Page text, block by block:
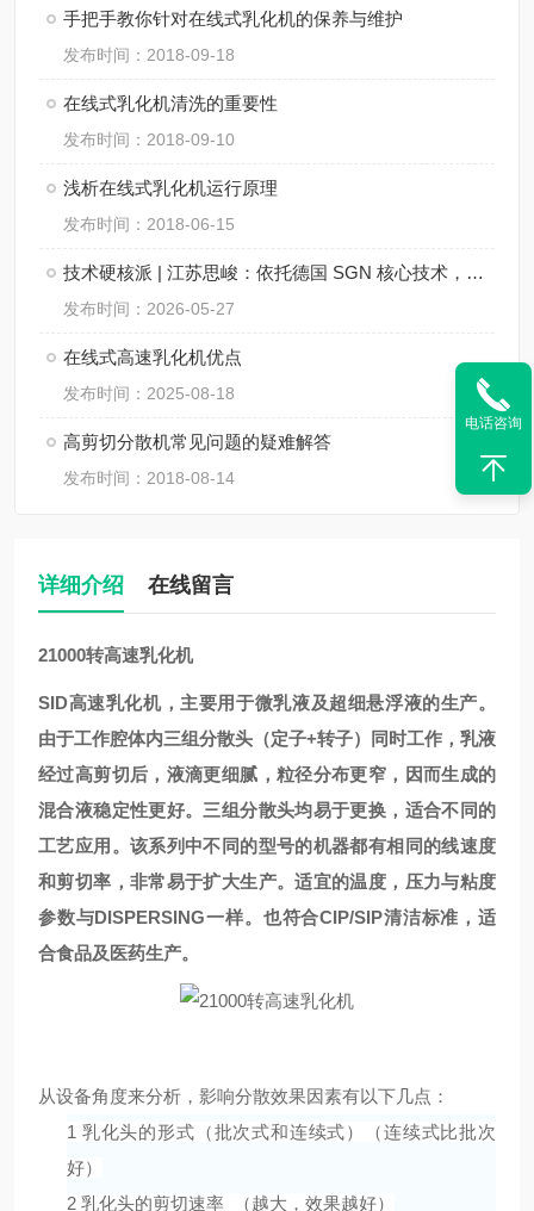
手把手教你针对在线式乳化机的保养与维护
发布时间：2018-09-18
在线式乳化机清洗的重要性
发布时间：2018-09-10
浅析在线式乳化机运行原理
发布时间：2018-06-15
技术硬核派 | 江苏思峻：依托德国 SGN 核心技术，重新定义在线式乳化机行业新标杆！
发布时间：2026-05-27
在线式高速乳化机优点
发布时间：2025-08-18
高剪切分散机常见问题的疑难解答
发布时间：2018-08-14
详细介绍 在线留言
21000转高速乳化机
SID高速乳化机，主要用于微乳液及超细悬浮液的生产。
由于工作腔体内三组分散头（定子+转子）同时工作，乳液
经过高剪切后，液滴更细腻，粒径分布更窄，因而生成的
混合液稳定性更好。三组分散头均易于更换，适合不同的
工艺应用。该系列中不同的型号的机器都有相同的线速度
和剪切率，非常易于扩大生产。适宜的温度，压力与粘度
参数与DISPERSING一样。也符合CIP/SIP清洁标准，适
合食品及医药生产。
从设备角度来分析，影响分散效果因素有以下几点：
1 乳化头的形式（批次式和连续式）（连续式比批次
好）
2 乳化头的剪切速率 （越大，效果越好）
电话咨询